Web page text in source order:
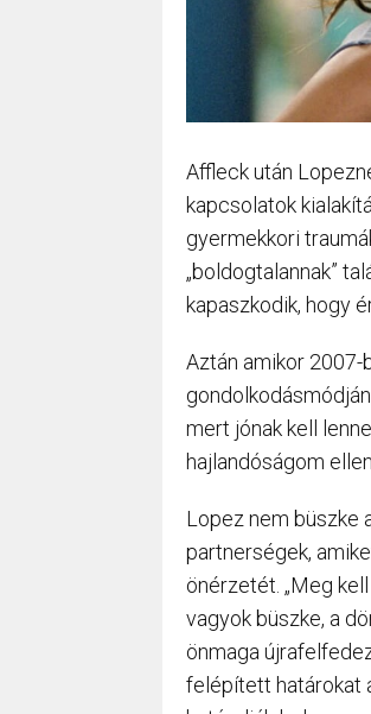
Affleck után
kapcsolatok
gyermekkori
„boldogtalannak”
kapaszkodik, hogy
Aztán amikor 2007-
mert jónak kell
hajlandóságom
Lopez nem büszke
partnerségek,
önérzetét. „Meg
vagyok büszke, a
önmaga
felépített határokat